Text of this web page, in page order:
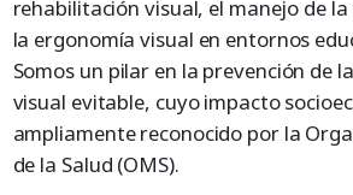
rehabilitación visual, el manejo de
la ergonomía visual en entornos
Somos un pilar en la prevención de
visual evitable, cuyo impacto
ampliamente reconocido por la
de la Salud (OMS).